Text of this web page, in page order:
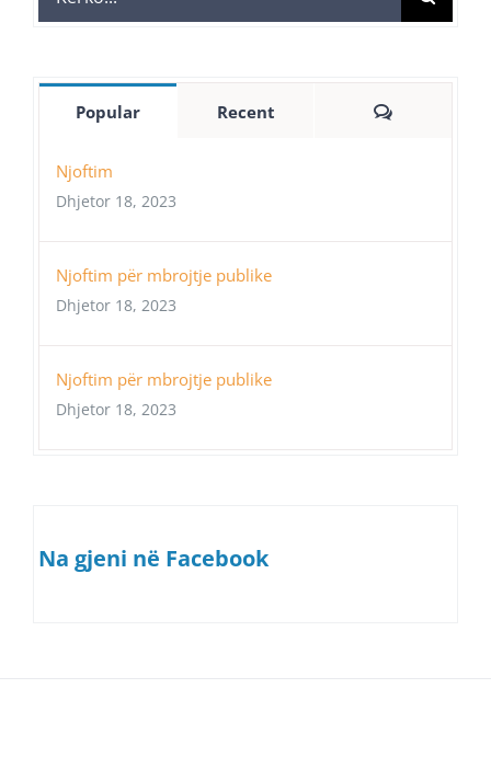
for:
Popular Recent Comments
Njoftim
Dhjetor 18, 2023
Njoftim për mbrojtje publike
Dhjetor 18, 2023
Njoftim për mbrojtje publike
Dhjetor 18, 2023
Na gjeni në Facebook